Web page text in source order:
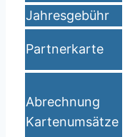
Jahresgebühr
Partnerkarte
Abrechnung
Kartenumsätze